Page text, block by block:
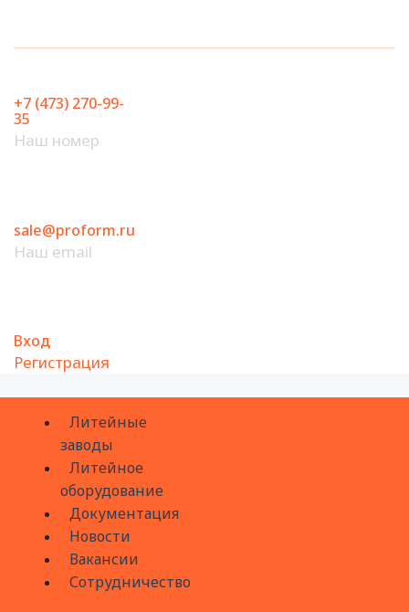
+7 (473) 270-99-
35
Наш номер
sale@proform.ru
Наш email
Вход
Регистрация
Литейные
заводы
Литейное
оборудование
Документация
Новости
Вакансии
Сотрудничество